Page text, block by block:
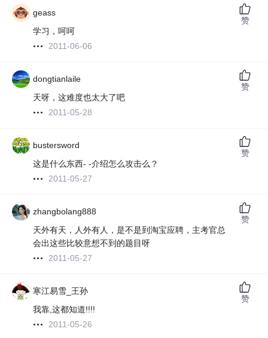
geass
学习，呵呵
2011-06-06
赞
dongtianlaile
天呀，这难度也太大了吧
2011-05-28
赞
bustersword
这是什么东西- -介绍怎么攻击么？
2011-05-27
赞
zhangbolang888
天外有天，人外有人，是不是到淘宝应聘，主考官总
会出这些比较意想不到的题目呀
2011-05-27
赞
寒江易雪_王孙
我靠,这都知道!!!!
2011-05-26
赞